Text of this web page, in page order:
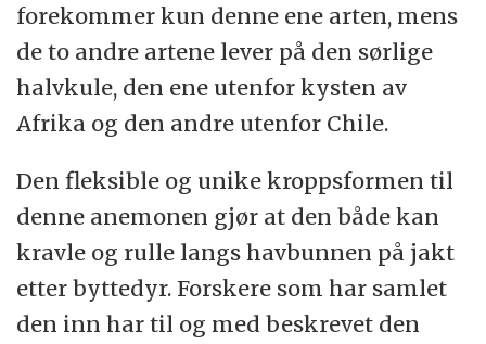
forekommer kun denne ene arten, mens
de to andre artene lever på den sørlige
halvkule, den ene utenfor kysten av
Afrika og den andre utenfor Chile.
Den fleksible og unike kroppsformen til
denne anemonen gjør at den både kan
kravle og rulle langs havbunnen på jakt
etter byttedyr. Forskere som har samlet
den inn har til og med beskrevet den